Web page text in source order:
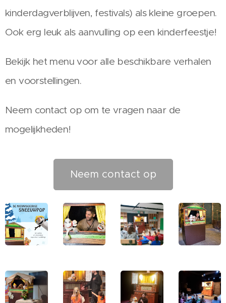
kinderdagverblijven, festivals) als kleine groepen.
Ook erg leuk als aanvulling op een kinderfeestje!
Bekijk het menu voor alle beschikbare verhalen
en voorstellingen.
Neem contact op om te vragen naar de
mogelijkheden!
Neem contact op